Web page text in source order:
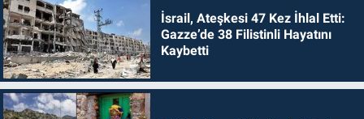
İsrail, Ateşkesi 47 Kez İhlal Etti:
Gazze’de 38 Filistinli Hayatını
Kaybetti